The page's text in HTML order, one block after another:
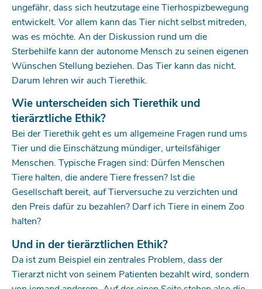
ungefähr, dass sich heutzutage eine Tierhospizbewegung
entwickelt. Vor allem kann das Tier nicht selbst mitreden,
was es möchte. An der Diskussion rund um die
Sterbehilfe kann der autonome Mensch zu seinen eigenen
Wünschen Stellung beziehen. Das Tier kann das nicht.
Darum lehren wir auch Tierethik.
Wie unterscheiden sich Tierethik und
tierärztliche Ethik?
Bei der Tierethik geht es um allgemeine Fragen rund ums
Tier und die Einschätzung mündiger, urteilsfähiger
Menschen. Typische Fragen sind: Dürfen Menschen
Tiere ­halten, die andere Tiere fressen? Ist die
Gesellschaft ­bereit, auf Tierversuche zu verzichten und
den Preis dafür zu ­bezahlen? Darf ich Tiere in einem Zoo
halten?
Und in der tierärztlichen Ethik?
Da ist zum Beispiel ein zentrales Problem, dass der
Tierarzt nicht von seinem Patienten bezahlt wird, sondern